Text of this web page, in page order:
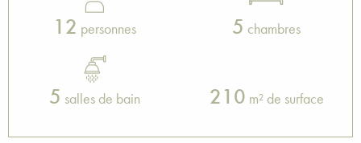
12 personnes 5 chambres
5 salles de bain 210 m² de surface